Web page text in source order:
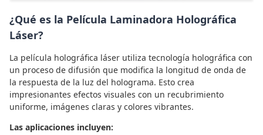
¿Qué es la Película Laminadora Holográfica
Láser?
La película holográfica láser utiliza tecnología holográfica con
un proceso de difusión que modifica la longitud de onda de
la respuesta de la luz del holograma. Esto crea
impresionantes efectos visuales con un recubrimiento
uniforme, imágenes claras y colores vibrantes.
Las aplicaciones incluyen: